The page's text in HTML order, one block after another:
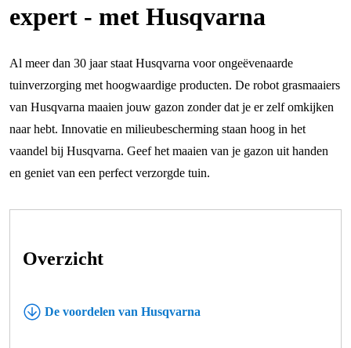
expert - met Husqvarna
Al meer dan 30 jaar staat Husqvarna voor ongeëvenaarde
tuinverzorging met hoogwaardige producten. De robot grasmaaiers
van Husqvarna maaien jouw gazon zonder dat je er zelf omkijken
naar hebt. Innovatie en milieubescherming staan hoog in het
vaandel bij Husqvarna. Geef het maaien van je gazon uit handen
en geniet van een perfect verzorgde tuin.
Overzicht
De voordelen van Husqvarna